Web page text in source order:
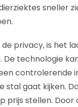
sneller
privacy, is het
De technologie
controlerende
stal gaat kijken.
prijs stellen. Door